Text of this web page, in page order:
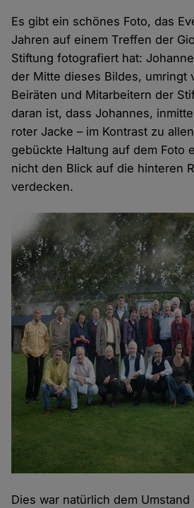
Es gibt ein schönes Foto, das
Jahren auf einem Treffen der
Stiftung fotografiert hat:
der Mitte dieses Bildes, umringt
Beiräten und Mitarbeitern der
daran ist, dass Johannes,
roter Jacke – im Kontrast zu
gebückte Haltung auf dem Foto
nicht den Blick auf die hinteren
verdecken.
Dies war natürlich dem